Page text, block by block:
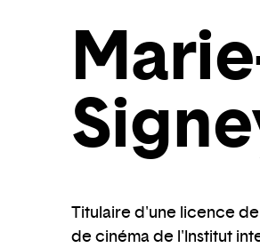
Titulaire d'une licence
de cinéma de l'Institut